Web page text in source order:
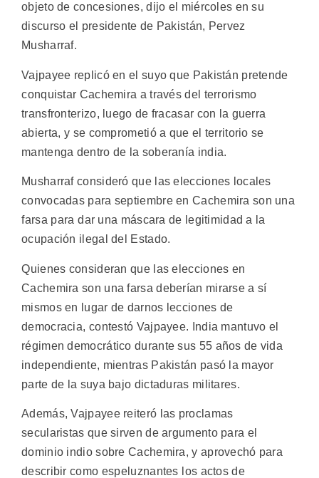
objeto de concesiones, dijo el miércoles en su
discurso el presidente de Pakistán, Pervez
Musharraf.
Vajpayee replicó en el suyo que Pakistán pretende
conquistar Cachemira a través del terrorismo
transfronterizo, luego de fracasar con la guerra
abierta, y se comprometió a que el territorio se
mantenga dentro de la soberanía india.
Musharraf consideró que las elecciones locales
convocadas para septiembre en Cachemira son una
farsa para dar una máscara de legitimidad a la
ocupación ilegal del Estado.
Quienes consideran que las elecciones en
Cachemira son una farsa deberían mirarse a sí
mismos en lugar de darnos lecciones de
democracia, contestó Vajpayee. India mantuvo el
régimen democrático durante sus 55 años de vida
independiente, mientras Pakistán pasó la mayor
parte de la suya bajo dictaduras militares.
Además, Vajpayee reiteró las proclamas
secularistas que sirven de argumento para el
dominio indio sobre Cachemira, y aprovechó para
describir como espeluznantes los actos de